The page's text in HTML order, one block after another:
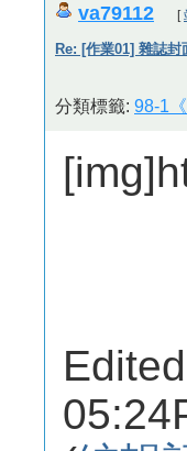
va79112 [
Re: [作業01] 雜誌封
分類標籤: 98-1